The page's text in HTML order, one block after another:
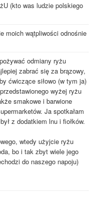
(kto was ludzie polskiego
moich wątpliwości odnośnie
odmiany ryżu
zabrać się za brązowy,
ćwiczące siłowo (w tym ja)
wyżej ryżu
smakowe i barwione
Ja spotkałam
z dodatkiem lnu i fiołków.
wtedy użyjcie ryżu
bo i tak zbyt wiele jego
do naszego napoju)